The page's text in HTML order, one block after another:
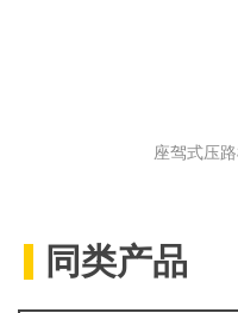
座驾式压
同类产品